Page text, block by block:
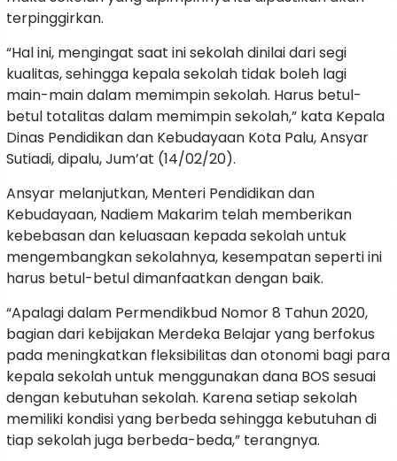
terpinggirkan.
“Hal ini, mengingat saat ini sekolah dinilai dari segi
kualitas, sehingga kepala sekolah tidak boleh lagi
main-main dalam memimpin sekolah. Harus betul-
betul totalitas dalam memimpin sekolah,” kata Kepala
Dinas Pendidikan dan Kebudayaan Kota Palu, Ansyar
Sutiadi, dipalu, Jum’at (14/02/20).
Ansyar melanjutkan, Menteri Pendidikan dan
Kebudayaan, Nadiem Makarim telah memberikan
kebebasan dan keluasaan kepada sekolah untuk
mengembangkan sekolahnya, kesempatan seperti ini
harus betul-betul dimanfaatkan dengan baik.
“Apalagi dalam Permendikbud Nomor 8 Tahun 2020,
bagian dari kebijakan Merdeka Belajar yang berfokus
pada meningkatkan fleksibilitas dan otonomi bagi para
kepala sekolah untuk menggunakan dana BOS sesuai
dengan kebutuhan sekolah. Karena setiap sekolah
memiliki kondisi yang berbeda sehingga kebutuhan di
tiap sekolah juga berbeda-beda,” terangnya.